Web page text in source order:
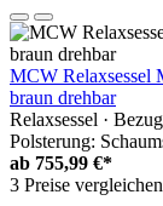
MCW Relaxsessel
braun drehbar
Relaxsessel ·
Polsterung:
ab 755,99 €*
3 Preise vergleichen